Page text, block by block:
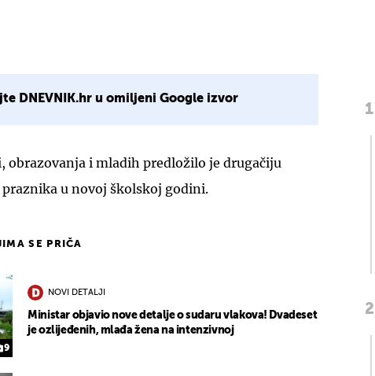
DNEVNIK.hr u omiljeni Google izvor
i mladih predložilo je drugačiju
u novoj školskoj godini.
SE PRIČA
9
NOVI DETALJI
Ministar objavio nove detalje o sudaru vlakova! Dvadeset
je ozlijeđenih, mlađa žena na intenzivnoj